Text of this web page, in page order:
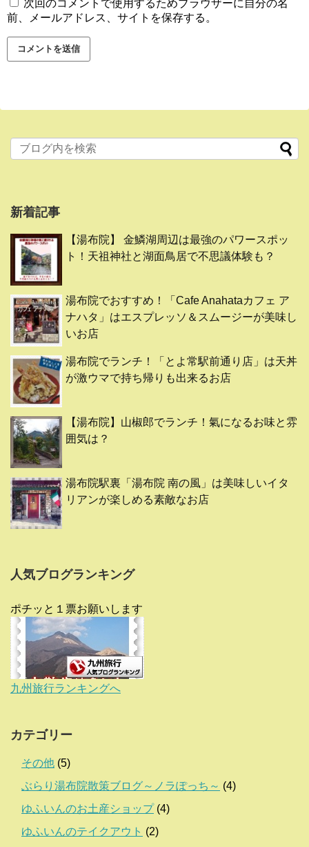
次回のコメントで使用するためブラウザーに自分の名
前、メールアドレス、サイトを保存する。
新着記事
【湯布院】 金鱗湖周辺は最強のパワースポッ
ト！天祖神社と湖面鳥居で不思議体験も？
湯布院でおすすめ！「Cafe Anahataカフェ ア
ナハタ」はエスプレッソ＆スムージーが美味し
いお店
湯布院でランチ！「とよ常駅前通り店」は天丼
が激ウマで持ち帰りも出来るお店
【湯布院】山椒郎でランチ！氣になるお味と雰
囲気は？
湯布院駅裏「湯布院 南の風」は美味しいイタ
リアンが楽しめる素敵なお店
人気ブログランキング
ポチッと１票お願いします
九州旅行ランキングへ
カテゴリー
その他 (5)
ぶらり湯布院散策ブログ～ノラぽっち～ (4)
ゆふいんのお土産ショップ(4)
ゆふいんのテイクアウト (2)